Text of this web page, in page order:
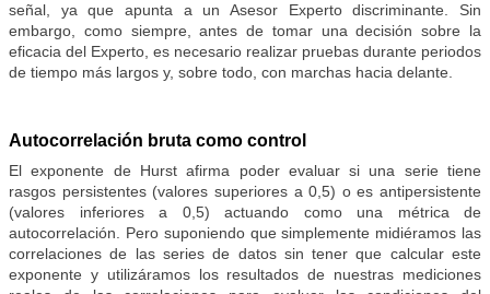
señal, ya que apunta a un Asesor Experto discriminante. Sin
embargo, como siempre, antes de tomar una decisión sobre la
eficacia del Experto, es necesario realizar pruebas durante periodos
de tiempo más largos y, sobre todo, con marchas hacia delante.
Autocorrelación bruta como control
El exponente de Hurst afirma poder evaluar si una serie tiene
rasgos persistentes (valores superiores a 0,5) o es antipersistente
(valores inferiores a 0,5) actuando como una métrica de
autocorrelación. Pero suponiendo que simplemente midiéramos las
correlaciones de las series de datos sin tener que calcular este
exponente y utilizáramos los resultados de nuestras mediciones